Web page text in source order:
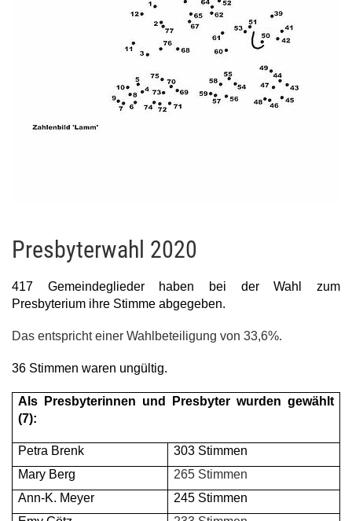
Presbyterwahl 2020
417 Gemeindeglieder haben bei der Wahl zum
Presbyterium ihre Stimme abgegeben.
Das entspricht einer Wahlbeteiligung von 33,6%.
36 Stimmen waren ungültig.
Als Presbyterinnen und Presbyter wurden gewählt
(7):
Petra Brenk
303 Stimmen
Mary Berg
265 Stimmen
Ann-K. Meyer
245 Stimmen